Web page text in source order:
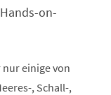
on-
einige von
, Schall-,